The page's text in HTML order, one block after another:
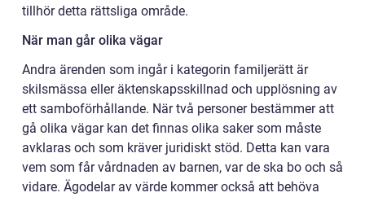
tillhör detta rättsliga område.
När man går olika vägar
Andra ärenden som ingår i kategorin familjerätt är
skilsmässa eller äktenskapsskillnad och upplösning av
ett samboförhållande. När två personer bestämmer att
gå olika vägar kan det finnas olika saker som måste
avklaras och som kräver juridiskt stöd. Detta kan vara
vem som får vårdnaden av barnen, var de ska bo och så
vidare. Ägodelar av värde kommer också att behöva